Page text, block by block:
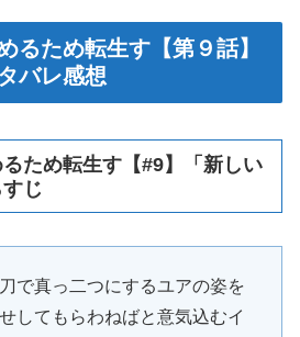
るため転生す【第９話】
バレ感想
ため転生す【#9】「新しい
じ
で真っ二つにするユアの姿を
してもらわねばと意気込むイ